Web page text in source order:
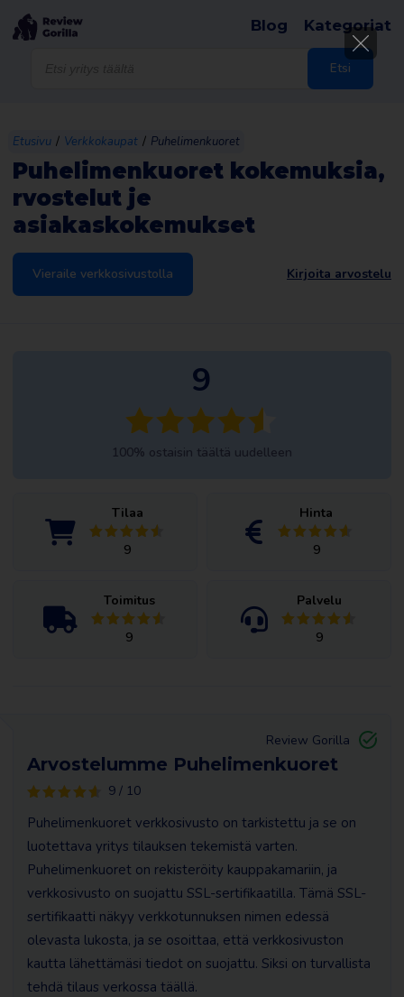
Etsi
Blog Kategoriat
Etusivu / Verkkokaupat / Puhelimenkuoret
Puhelimenkuoret kokemuksia,
rvostelut je
asiakaskokemukset
Vieraile verkkosivustolla Kirjoita arvostelu
Tilaa
9
Hinta
9
Toimitus
9
Palvelu
9
9
100% ostaisin täältä uudelleen
Arvostelumme Puhelimenkuoret
9 / 10
Review Gorilla
Puhelimenkuoret verkkosivusto on tarkistettu ja se on
luotettava yritys tilauksen tekemistä varten.
Puhelimenkuoret on rekisteröity kauppakamariin, ja
verkkosivusto on suojattu SSL-sertifikaatilla. Tämä SSL-
sertifikaatti näkyy verkkotunnuksen nimen edessä
olevasta lukosta, ja se osoittaa, että verkkosivuston
kautta lähettämäsi tiedot on suojattu. Siksi on turvallista
tehdä tilaus verkossa täällä.